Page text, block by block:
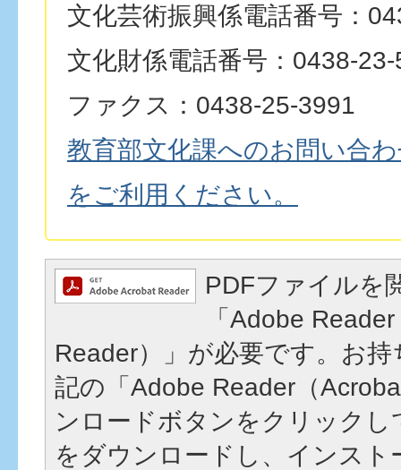
文化芸術振興係電話番号：
文化財係電話番号：0438-
ファクス：0438-25-3991
教育部文化課へのお問い合
をご利用ください。
PDFファイルを
「Adobe
Reader）」が必要です。お
記の「Adobe Reader（
ンロードボタンをクリック
をダウンロードし、インスト